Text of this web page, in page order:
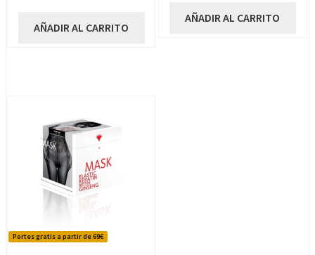
AÑADIR AL CARRITO
AÑADIR AL CARRITO
Portes gratis a partir de 69€